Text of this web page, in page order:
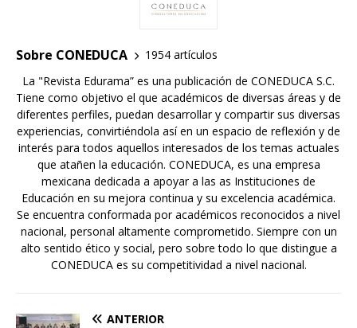
Sobre CONEDUCA
1954 artículos
La "Revista Edurama” es una publicación de CONEDUCA S.C.
Tiene como objetivo el que académicos de diversas áreas y de
diferentes perfiles, puedan desarrollar y compartir sus diversas
experiencias, convirtiéndola así en un espacio de reflexión y de
interés para todos aquellos interesados de los temas actuales
que atañen la educación. CONEDUCA, es una empresa
mexicana dedicada a apoyar a las as Instituciones de
Educación en su mejora continua y su excelencia académica.
Se encuentra conformada por académicos reconocidos a nivel
nacional, personal altamente comprometido. Siempre con un
alto sentido ético y social, pero sobre todo lo que distingue a
CONEDUCA es su competitividad a nivel nacional.
ANTERIOR